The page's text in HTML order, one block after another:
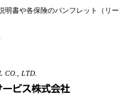
明書や各保険のパンフレット（リー
CO., LTD.